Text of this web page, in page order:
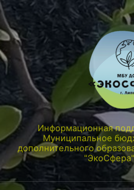
Информационная
Муниципальное
дополнительного